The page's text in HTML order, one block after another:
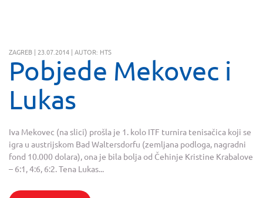
ZAGREB | 23.07.2014 | AUTOR: HTS
Pobjede Mekovec i
Lukas
Iva Mekovec (na slici) prošla je 1. kolo ITF turnira tenisačica koji se
igra u austrijskom Bad Waltersdorfu (zemljana podloga, nagradni
fond 10.000 dolara), ona je bila bolja od Čehinje Kristine Krabalove
– 6:1, 4:6, 6:2. Tena Lukas...